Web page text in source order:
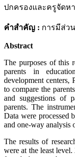
ปกครองและครูจัดห
คำสำคัญ : การมีส่ว
Abstract
The purposes of this
parents in
development centers,
to compare the
and suggestions of
parents. The
Data were processed
and one-way
The results of
were at the least